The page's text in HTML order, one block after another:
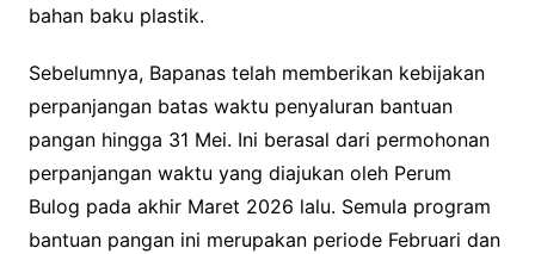
bahan baku plastik.
Sebelumnya, Bapanas telah memberikan kebijakan
perpanjangan batas waktu penyaluran bantuan
pangan hingga 31 Mei. Ini berasal dari permohonan
perpanjangan waktu yang diajukan oleh Perum
Bulog pada akhir Maret 2026 lalu. Semula program
bantuan pangan ini merupakan periode Februari dan